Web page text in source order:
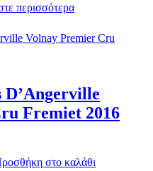
περισσότερα
Fremiet 2016
στο καλάθι